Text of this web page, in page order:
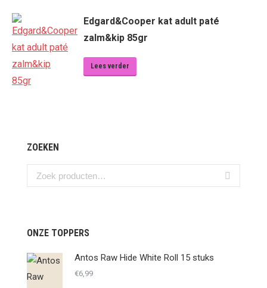
Edgard&Cooper kat adult paté
zalm&kip 85gr
Lees verder
ZOEKEN
ONZE TOPPERS
Antos Raw Hide White Roll 15 stuks
€6,99